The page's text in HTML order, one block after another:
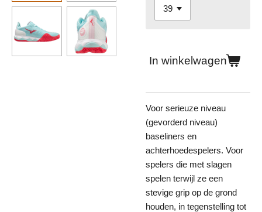
In winkelwagen
Voor serieuze niveau
(gevorderd niveau)
baseliners en
achterhoedespelers. Voor
spelers die met slagen
spelen terwijl ze een
stevige grip op de grond
houden, in tegenstelling tot